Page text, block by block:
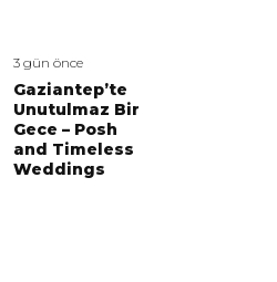
3 gün önce
Gaziantep’te
Unutulmaz Bir
Gece – Posh
and Timeless
Weddings